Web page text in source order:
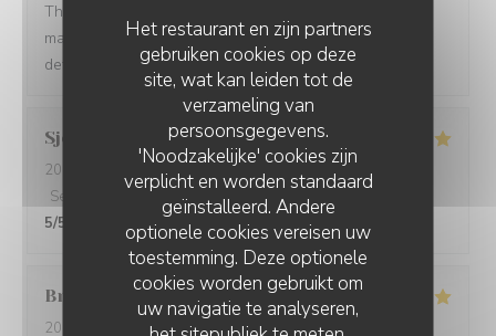
Het restaurant en zijn partners
gebruiken cookies op deze
site, wat kan leiden tot de
verzameling van
persoonsgegevens.
'Noodzakelijke' cookies zijn
verplicht en worden standaard
geïnstalleerd. Andere
optionele cookies vereisen uw
toestemming. Deze optionele
cookies worden gebruikt om
uw navigatie te analyseren,
The service was quick and high professional and the
manager treat us so well. We felt so welcomed. Will
definitely come back.
Sjoerd
2026-07-10
- 19:30 - Gasten 2
Service
Atmosfeer : /5 Keuken /5
5/5
Bruce
2026-07-09
- 19:30 - Gasten 4